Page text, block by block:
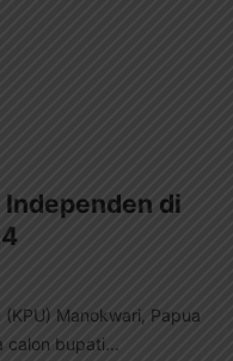
di
(KPU) Manokwari, Papua
calon bupati...